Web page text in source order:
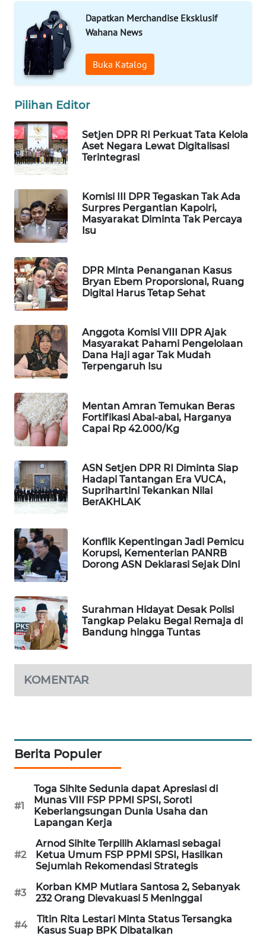
Dapatkan Merchandise Eksklusif
Wahana News
Buka Katalog
Pilihan Editor
Setjen DPR RI Perkuat Tata Kelola
Aset Negara Lewat Digitalisasi
Terintegrasi
Komisi III DPR Tegaskan Tak Ada
Surpres Pergantian Kapolri,
Masyarakat Diminta Tak Percaya
Isu
DPR Minta Penanganan Kasus
Bryan Ebem Proporsional, Ruang
Digital Harus Tetap Sehat
Anggota Komisi VIII DPR Ajak
Masyarakat Pahami Pengelolaan
Dana Haji agar Tak Mudah
Terpengaruh Isu
Mentan Amran Temukan Beras
Fortifikasi Abal-abal, Harganya
Capai Rp 42.000/Kg
ASN Setjen DPR RI Diminta Siap
Hadapi Tantangan Era VUCA,
Suprihartini Tekankan Nilai
BerAKHLAK
Konflik Kepentingan Jadi Pemicu
Korupsi, Kementerian PANRB
Dorong ASN Deklarasi Sejak Dini
Surahman Hidayat Desak Polisi
Tangkap Pelaku Begal Remaja di
Bandung hingga Tuntas
KOMENTAR
Berita Populer
#1
Toga Sihite Sedunia dapat Apresiasi di
Munas VIII FSP PPMI SPSI, Soroti
Keberlangsungan Dunia Usaha dan
Lapangan Kerja
#2
Arnod Sihite Terpilih Aklamasi sebagai
Ketua Umum FSP PPMI SPSI, Hasilkan
Sejumlah Rekomendasi Strategis
#3
Korban KMP Mutiara Santosa 2, Sebanyak
232 Orang Dievakuasi 5 Meninggal
#4
Titin Rita Lestari Minta Status Tersangka
Kasus Suap BPK Dibatalkan
Wahana
Group
WAHANA
WAHANA
TANI
WAHANA
WAHANA
INFRASTRUKTUR
WAHANA
KONSUMEN
WAHANA
LISTRIK
WAHANA
TRAVEL
TV
WAHANANEWS
ID
WAHANANEWS
CO ID
NET
WAHANA
SPORT
WAHANA
UMKM
WAHANA
SELEB
WAHANA
WAHANA
OTOMOTIF
WAHANA
HEALTH
WAHANA
DESA
WISATA
LAPAK
WAHANA
Wahana